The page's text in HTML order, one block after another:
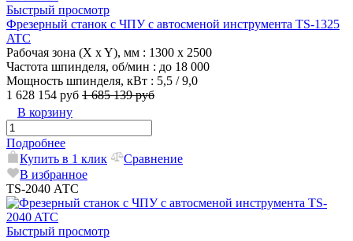
Быстрый просмотр
Фрезерный станок с ЧПУ с автосменой инструмента TS-1325
ATC
Рабочая зона (X x Y), мм : 1300 x 2500
Частота шпинделя, об/мин : до 18 000
Мощность шпинделя, кВт : 5,5 / 9,0
1 628 154 руб 1 685 139 руб
В корзину
Подробнее
Купить в 1 клик
Сравнение
В избранное
TS-2040 АТС
Быстрый просмотр